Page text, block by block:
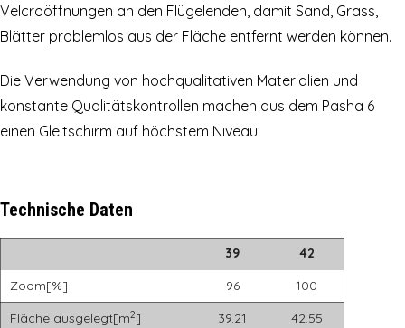
Velcroöffnungen an den Flügelenden, damit Sand, Grass,
Blätter problemlos aus der Fläche entfernt werden können.
Die Verwendung von hochqualitativen Materialien und
konstante Qualitätskontrollen machen aus dem Pasha 6
einen Gleitschirm auf höchstem Niveau.
Technische Daten
39
42
Zoom[%]
96
100
Fläche ausgelegt[m2] 39.21
42.55